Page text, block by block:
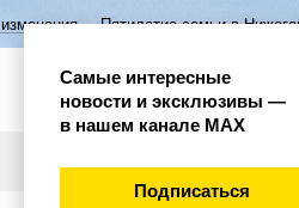
семьи в Нижегородской
Самые интересные
новости и эксклюзивы —
в нашем канале МАХ
Подписаться